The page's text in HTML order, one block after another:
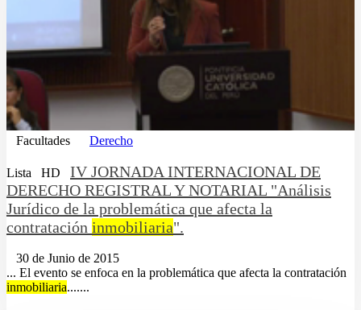
Facultades Derecho
Lista HD
IV JORNADA INTERNACIONAL DE
DERECHO REGISTRAL Y NOTARIAL "Análisis
Jurídico de la problemática que afecta la
contratación inmobiliaria".
30 de Junio de 2015
... El evento se enfoca en la problemática que afecta la contratación
inmobiliaria.......